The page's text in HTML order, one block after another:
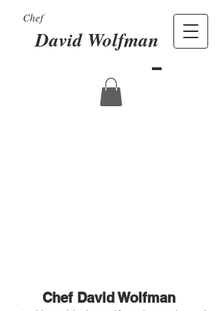
David Wolfman
Chef
Chef David Wolfman